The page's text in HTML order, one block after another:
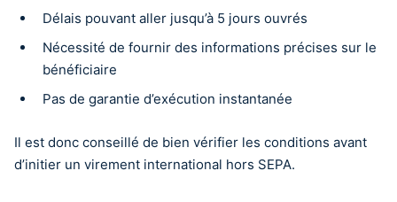
Délais pouvant aller jusqu’à 5 jours ouvrés
Nécessité de fournir des informations précises sur le
bénéficiaire
Pas de garantie d’exécution instantanée
Il est donc conseillé de bien vérifier les conditions avant
d’initier un virement international hors SEPA.